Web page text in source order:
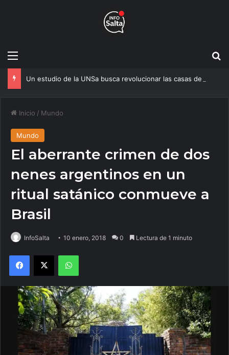
Menú
Inicio / Mundo
Mundo
El aberrante crimen de dos
nenes argentinos en un
ritual satánico conmueve a
Brasil
InfoSalta 10 enero, 2018 0 Lectura de 1 minuto
Facebook
X WhatsApp